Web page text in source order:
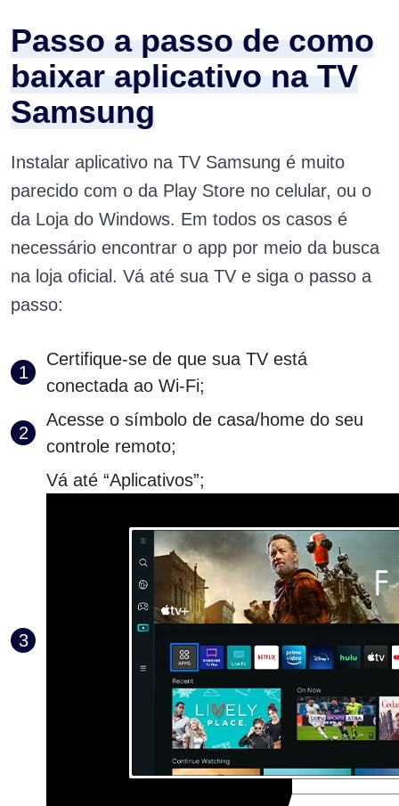
Passo a passo de como
baixar aplicativo na TV
Samsung
Instalar aplicativo na TV Samsung é muito
parecido com o da Play Store no celular, ou o
da Loja do Windows. Em todos os casos é
necessário encontrar o app por meio da busca
na loja oficial. Vá até sua TV e siga o passo a
passo:
Certifique-se de que sua TV está
conectada ao Wi-Fi;
Acesse o símbolo de casa/home do seu
controle remoto;
Vá até “Aplicativos”;